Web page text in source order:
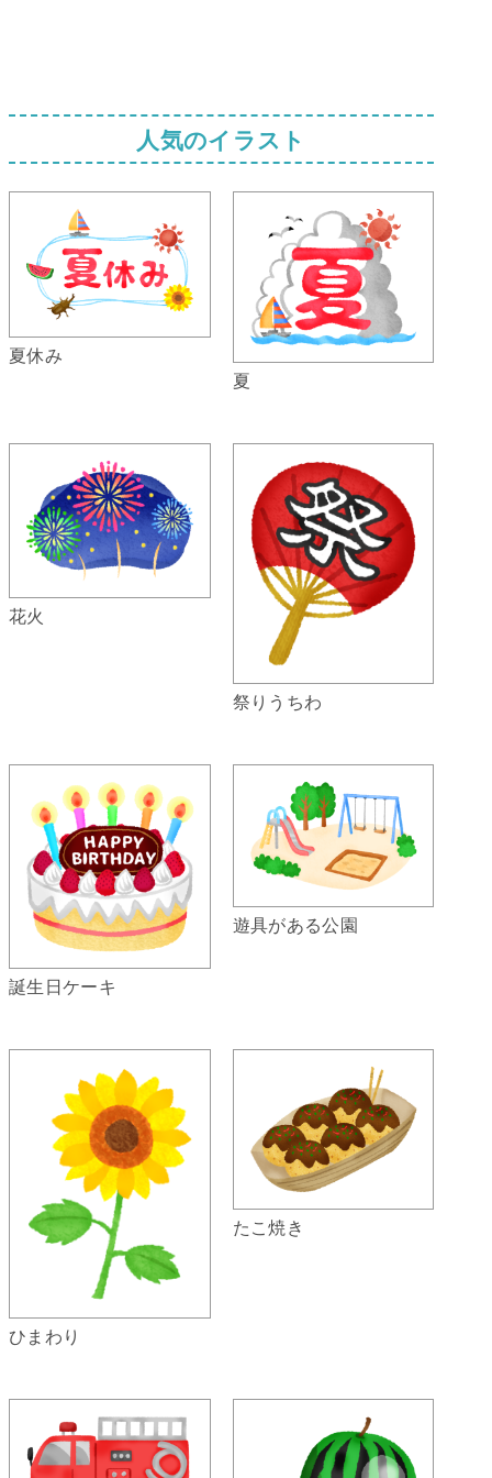
人気のイラスト
夏休み
夏
花火
祭りうちわ
誕生日ケーキ
遊具がある公園
ひまわり
たこ焼き